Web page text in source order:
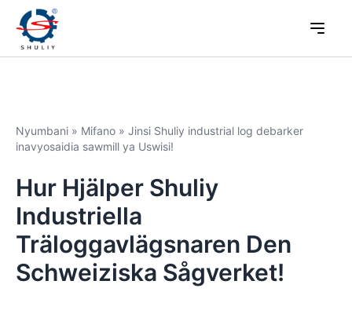
Nyumbani » Mifano » Jinsi Shuliy industrial log debarker
inavyosaidia sawmill ya Uswisi!
Hur Hjälper Shuliy
Industriella
Träloggavlägsnaren Den
Schweiziska Sågverket!